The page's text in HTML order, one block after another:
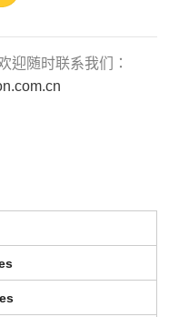
迎随时联系我们：